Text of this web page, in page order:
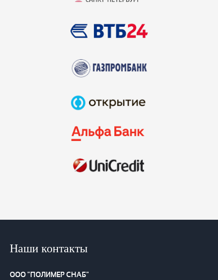
Наши контакты
ООО "ПОЛИМЕР СНАБ"